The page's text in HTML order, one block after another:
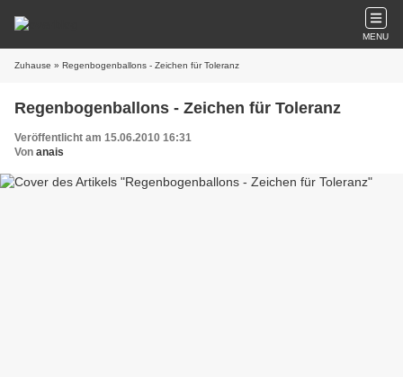
MENU
Zuhause » Regenbogenballons - Zeichen für Toleranz
Regenbogenballons - Zeichen für Toleranz
Veröffentlicht am 15.06.2010 16:31
Von anais